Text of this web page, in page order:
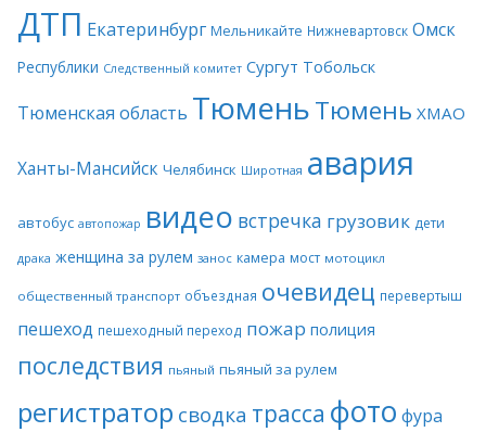
ДТП Екатеринбург Мельникайте Нижневартовск Омск
Республики Следственный комитет Сургут Тобольск
Тюменская область ТюменьТюмень ХМАО
Ханты-Мансийск Челябинск Широтная авария
автобус автопожар видео встречка грузовик дети
драка женщина за рулем занос камера мост мотоцикл
общественный транспорт объездная очевидец перевертыш
пешеход пешеходный переход пожар полиция
последствия пьяный пьяный за рулем
регистратор сводка трасса фото фура